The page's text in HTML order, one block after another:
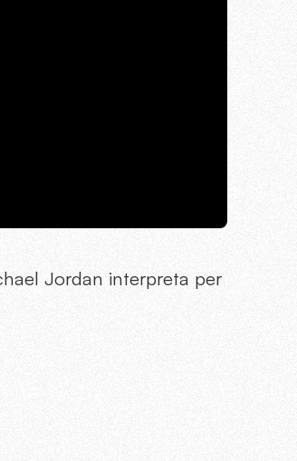
Jordan interpreta per